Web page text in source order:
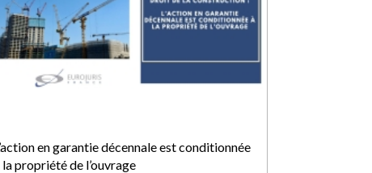
en garantie décennale est conditionnée
la propriété de l’ouvrage